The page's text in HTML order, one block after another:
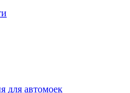
для автомоек